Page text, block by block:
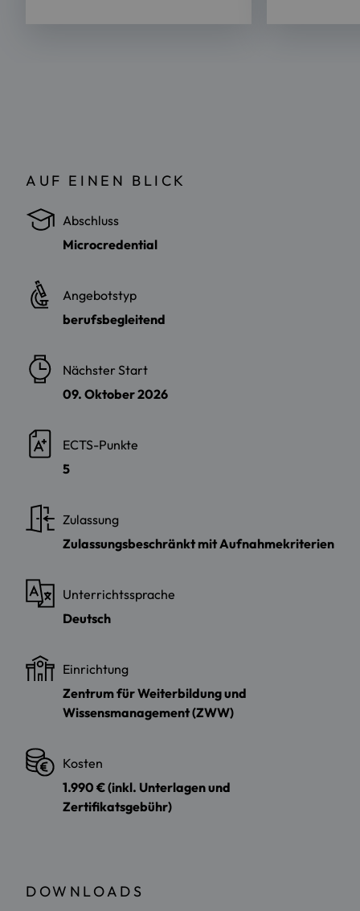
AUF EINEN BLICK
Abschluss
Microcredential
Angebotstyp
berufsbegleitend
Nächster Start
09. Oktober 2026
ECTS-Punkte
5
Zulassung
Zulassungsbeschränkt mit Aufnahmekriterien
Unterrichtssprache
Deutsch
Einrichtung
Zentrum für Weiterbildung und
Wissensmanagement (ZWW)
Kosten
1.990 € (inkl. Unterlagen und
Zertifikatsgebühr)
DOWNLOADS